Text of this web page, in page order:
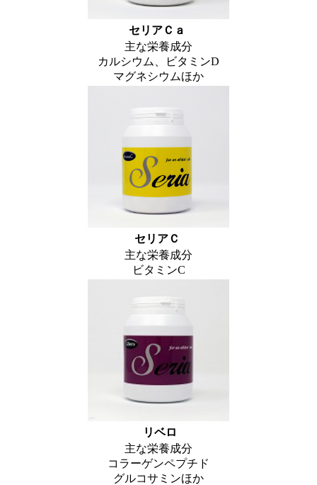
セリアＣａ
主な栄養成分
カルシウム、ビタミンD
マグネシウムほか
セリアＣ
主な栄養成分
ビタミンC
リベロ
主な栄養成分
コラーゲンペプチド
グルコサミンほか